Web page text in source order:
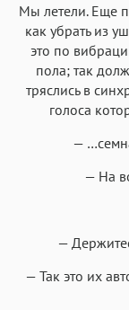
Мы летели. Еще
как убрать из
это по
пола; так
тряслись в
голоса
—
— На
—
— Так это их